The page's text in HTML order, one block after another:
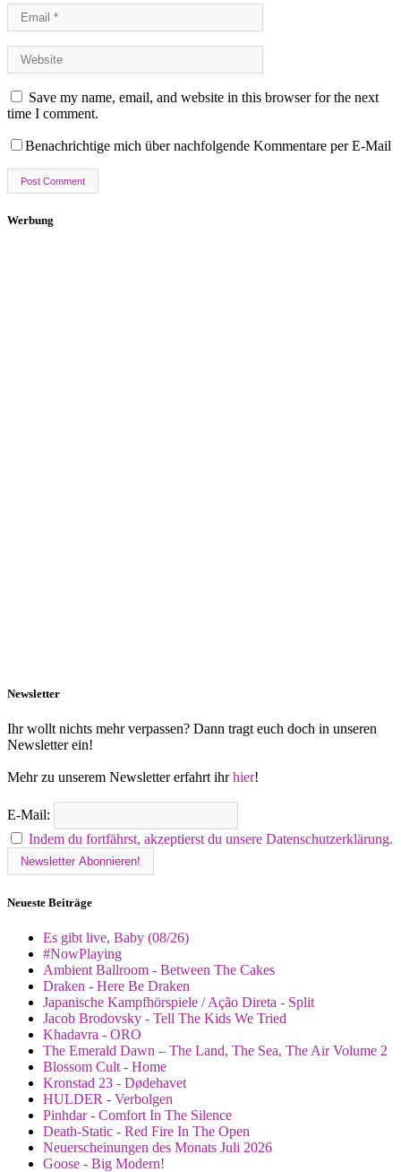
Save my name, email, and website in this browser for the next
time I comment.
Benachrichtige mich über nachfolgende Kommentare per E-Mail
Werbung
Newsletter
Ihr wollt nichts mehr verpassen? Dann tragt euch doch in unseren
Newsletter ein!
Mehr zu unserem Newsletter erfahrt ihrhier!
E-Mail:
Indem du fortfährst, akzeptierst du unsere Datenschutzerklärung.
Neueste Beiträge
Es gibt live, Baby (08/26)
#NowPlaying
Ambient Ballroom - Between The Cakes
Draken - Here Be Draken
Japanische Kampfhörspiele / Ação Direta - Split
Jacob Brodovsky - Tell The Kids We Tried
Khadavra - ORO
The Emerald Dawn – The Land, The Sea, The Air Volume 2
Blossom Cult - Home
Kronstad 23 - Dødehavet
HULDER - Verbolgen
Pinhdar - Comfort In The Silence
Death-Static - Red Fire In The Open
Neuerscheinungen des Monats Juli 2026
Goose - Big Modern!